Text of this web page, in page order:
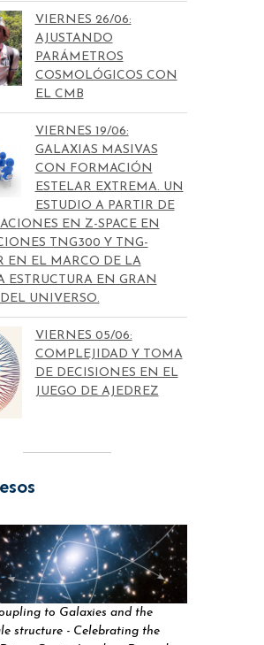
VIERNES 26/06:
AJUSTANDO
PARÁMETROS
COSMOLÓGICOS CON
EL CMB
VIERNES 19/06:
GALAXIAS MASIVAS
CON FORMACIÓN
ESTELAR EXTREMA. UN
ESTUDIO A PARTIR DE
EN Z-SPACE EN
TNG300 Y TNG-
EN EL MARCO DE LA
ESTRUCTURA EN GRAN
UNIVERSO.
VIERNES 05/06:
COMPLEJIDAD Y TOMA
DE DECISIONES EN EL
JUEGO DE AJEDREZ
to Galaxies and the
structure - Celebrating the